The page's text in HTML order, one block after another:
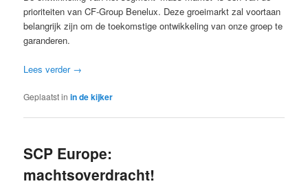
prioriteiten van CF-Group Benelux. Deze groeimarkt zal voortaan
belangrijk zijn om de toekomstige ontwikkeling van onze groep te
garanderen.
Lees verder →
Geplaatst in in de kijker
SCP Europe:
machtsoverdracht!